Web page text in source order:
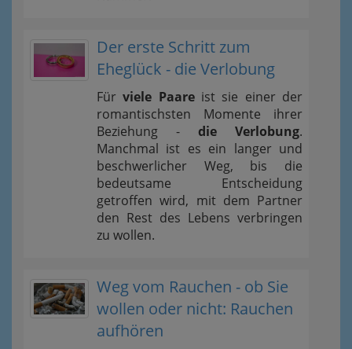
Der erste Schritt zum
Eheglück - die Verlobung
Fürviele Paareist sie einer der
romantischsten Momente ihrer
Beziehung - die Verlobung.
Manchmal ist es ein langer und
beschwerlicher Weg, bis die
bedeutsame Entscheidung
getroffen wird, mit dem Partner
den Rest des Lebens verbringen
zu wollen.
Weg vom Rauchen - ob Sie
wollen oder nicht: Rauchen
aufhören